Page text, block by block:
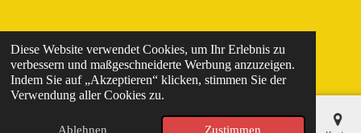
Diese Website verwendet Cookies, um Ihr Erlebnis zu
verbessern und maßgeschneiderte Werbung anzuzeigen.
Indem Sie auf „Akzeptieren“ klicken, stimmen Sie der
Verwendung aller Cookies zu.
Ablehnen Zustimmen